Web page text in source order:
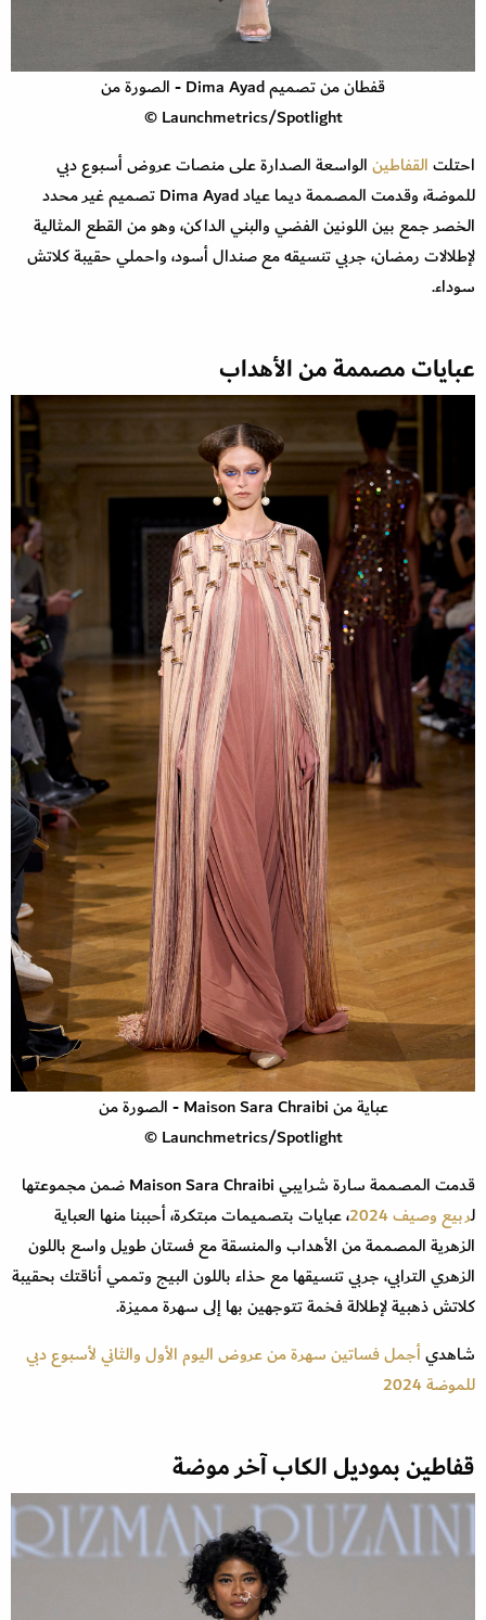
قفطان من تصميم Dima Ayad - الصورة من
Launchmetrics/Spotlight ©
احتلتالقفاطينالواسعة الصدارة على منصات عروض أسبوع دبي
للموضة، وقدمت المصممة ديما عياد Dima Ayad تصميم غير محدد
الخصر جمع بين اللونين الفضي والبني الداكن، وهو من القطع المثالية
لإطلالات رمضان، جربي تنسيقه مع صندال أسود، واحملي حقيبة كلاتش
سوداء.
عبايات مصممة من الأهداب
عباية من Maison Sara Chraibi - الصورة من
Launchmetrics/Spotlight ©
قدمت المصممة سارة شرايبي Maison Sara Chraibi ضمن مجموعتها
لربيع وصيف 2024
، عبايات بتصميمات مبتكرة، أحببنا منها العباية
الزهرية المصممة من الأهداب والمنسقة مع فستان طويل واسع باللون
الزهري الترابي، جربي تنسيقها مع حذاء باللون البيج وتممي أناقتك بحقيبة
كلاتش ذهبية لإطلالة فخمة تتوجهين بها إلى سهرة مميزة.
شاهديأجمل فساتين سهرة من عروض اليوم الأول والثاني لأسبوع دبي
للموضة 2024
قفاطين بموديل الكاب آخر موضة